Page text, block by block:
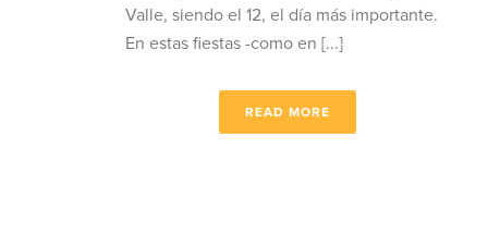
Valle, siendo el 12, el día más importante.
En estas fiestas -como en [...]
READ MORE